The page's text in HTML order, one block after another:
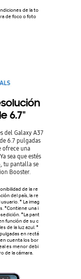
de la to
de foco o foto
6.7"
del Galaxy A37
6.7 pulgadas
ofrece una
sea que estés
tu pantalla se
Booster.
de la re
del país, la re
* La imag
*Contiene una i
*La pant
función de su c
de la luz azul. *
en rectá
cuenta los bor
es menor debi
de la cámara.